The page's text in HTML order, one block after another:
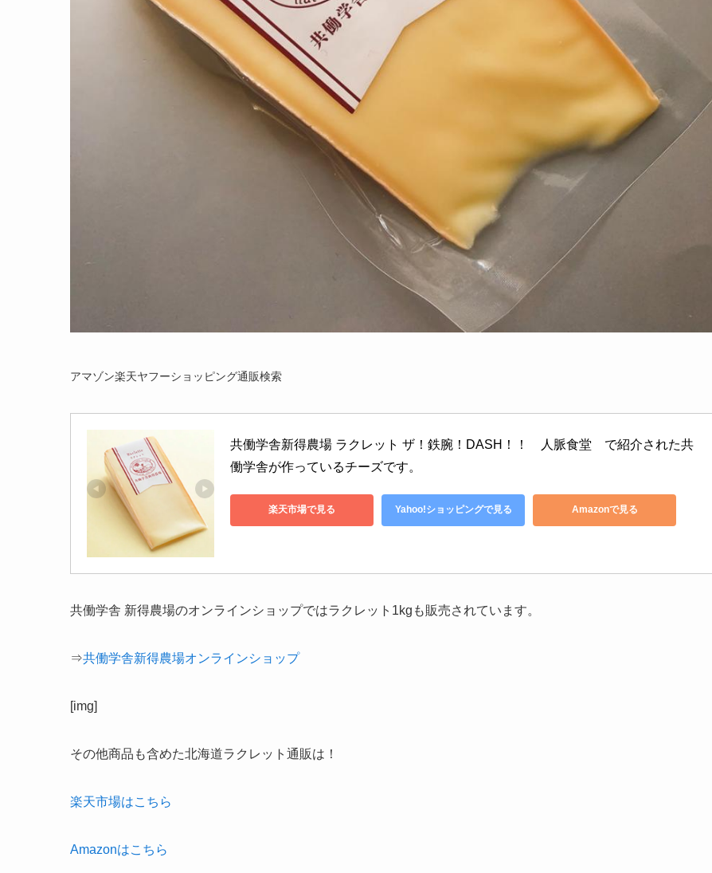
アマゾン楽天ヤフーショッピング通販検索
共働学舎新得農場 ラクレット ザ！鉄腕！DASH！！　人脈食堂　で紹介された共
働学舎が作っているチーズです。
楽天市場で見る Yahoo!ショッピングで見る Amazonで見る
共働学舎 新得農場のオンラインショップではラクレット1kgも販売されています。
⇒共働学舎新得農場オンラインショップ
[img]
その他商品も含めた北海道ラクレット通販は！
楽天市場はこちら
Amazonはこちら